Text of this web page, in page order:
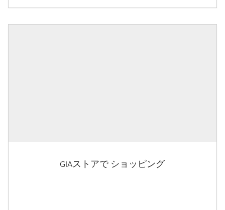
GIAストアで ショッピング